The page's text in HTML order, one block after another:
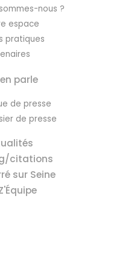
nous ?
espace
pratiques
parle
de presse
de presse
citations
sur Seine